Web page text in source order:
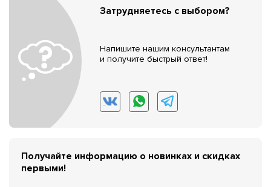
Затрудняетесь с выбором?
Напишите нашим консультантам
и получите быстрый ответ!
Получайте информацию о новинках и скидках
первыми!